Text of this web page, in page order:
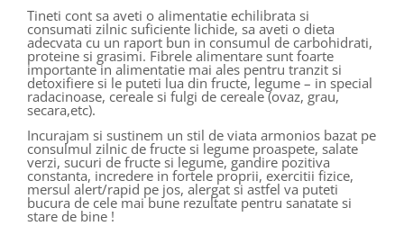
Tineti cont sa aveti o alimentatie echilibrata si
consumati zilnic suficiente lichide, sa aveti o dieta
adecvata cu un raport bun in consumul de carbohidrati,
proteine si grasimi. Fibrele alimentare sunt foarte
importante in alimentatie mai ales pentru tranzit si
detoxifiere si le puteti lua din fructe, legume – in special
radacinoase, cereale si fulgi de cereale (ovaz, grau,
secara,etc).
Incurajam si sustinem un stil de viata armonios bazat pe
consulmul zilnic de fructe si legume proaspete, salate
verzi, sucuri de fructe si legume, gandire pozitiva
constanta, incredere in fortele proprii, exercitii fizice,
mersul alert/rapid pe jos, alergat si astfel va puteti
bucura de cele mai bune rezultate pentru sanatate si
stare de bine !